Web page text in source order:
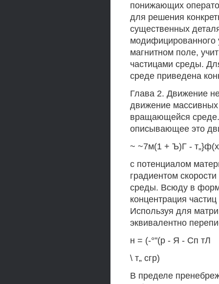
понижающих
для решения
существенных
модифицированного
магнитном поле,
частицами среды.
среде приведена
Глава 2. Движение
движение массивных
вращающейся
описывающее это
~ ~7м(1 + Ъ)Г -
с потенциалом
градиентом
среды. Всюду в
концентрация
Используя для
эквивалентно
н = (-°"(р - Я - Сп тЛ
\ т„ сгр)
В пределе